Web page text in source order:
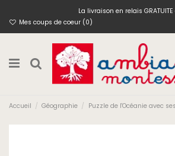
La livraison en relais
Mes coups de coeur (0)
Accueil Géographie Puzzle de l'Océanie avec